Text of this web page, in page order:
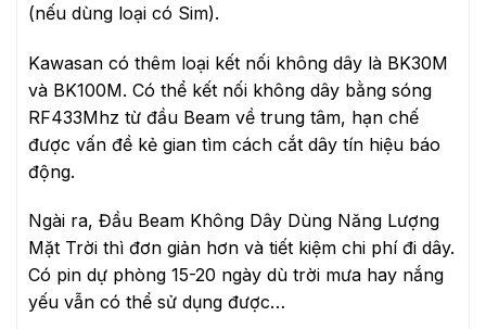
(nếu dùng loại có Sim).
Kawasan có thêm loại kết nối không dây là BK30M
và BK100M. Có thể kết nối không dây bằng sóng
RF433Mhz từ đầu Beam về trung tâm, hạn chế
được vấn đề kẻ gian tìm cách cắt dây tín hiệu báo
động.
Ngài ra, Đầu Beam Không Dây Dùng Năng Lượng
Mặt Trời thì đơn giản hơn và tiết kiệm chi phí đi dây.
Có pin dự phòng 15-20 ngày dù trời mưa hay nắng
yếu vẫn có thể sử dụng được…